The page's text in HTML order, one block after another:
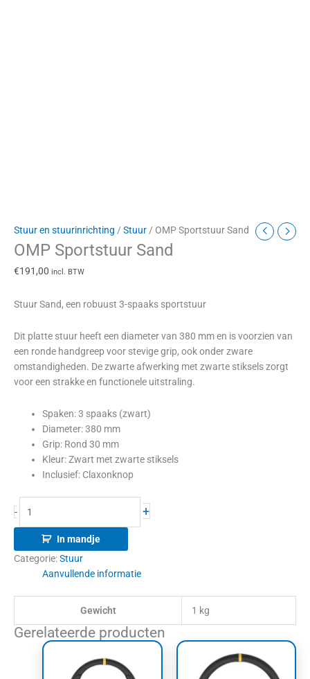
Stuur en stuurinrichting / Stuur / OMP Sportstuur Sand
OMP Sportstuur Sand
€191,00 incl. BTW
Stuur Sand, een robuust 3-spaaks sportstuur
Dit platte stuur heeft een diameter van 380 mm en is voorzien van
een ronde handgreep voor stevige grip, ook onder zware
omstandigheden. De zwarte afwerking met zwarte stiksels zorgt
voor een strakke en functionele uitstraling.
Spaken: 3 spaaks (zwart)
Diameter: 380 mm
Grip: Rond 30 mm
Kleur: Zwart met zwarte stiksels
Inclusief: Claxonknop
- +
In mandje
Categorie:Stuur
Aanvullende informatie
Gewicht 1 kg
Gerelateerde producten